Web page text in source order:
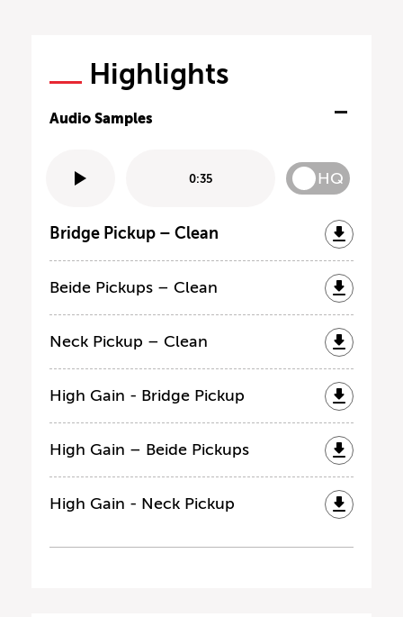
Highlights
Audio Samples
0:35 HQ
Bridge Pickup – Clean
Beide Pickups – Clean
Neck Pickup – Clean
High Gain - Bridge Pickup
High Gain – Beide Pickups
High Gain - Neck Pickup